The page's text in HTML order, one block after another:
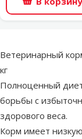
Ветеринарный
кг
Полноценный
борьбы с
здорового веса.
Корм имеет